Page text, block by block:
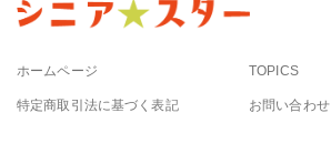
ホームページ
特定商取引法に基づく表記
TOPICS
お問い合わせ